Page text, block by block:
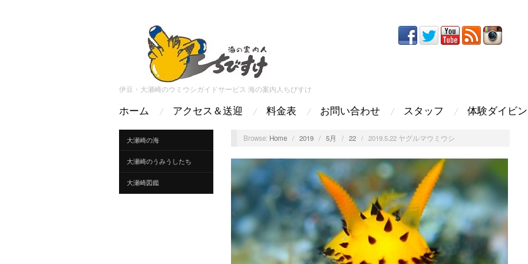
伊豆・大瀬崎のウミウシガイドサービス 海の案内人ちびすけ
ホーム アクセス＆送迎 料金表 お問い合わせ スタッフ 体験ダイビ
大瀬崎の海
大瀬崎のうみうしたち
大瀬崎図鑑
Browse: Home / 2019 / 5月 / 22 / 2019.5.22 ヤグルマウミウシ